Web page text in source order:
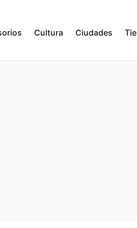
Cultura Ciudades